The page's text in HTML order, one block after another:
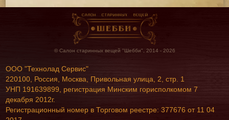
© Салон старинных вещей "Шебби", 2014 - 2026
ООО "Технолад Сервис"
220100, Россия, Москва, Привольная улица, 2, стр. 1
УНП 191639899, регистрация Минским горисполкомом 7
декабря 2012г.
Регистрационный номер в Торговом реестре: 377676 от 11 04